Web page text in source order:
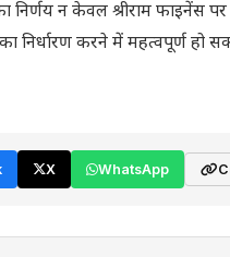
निर्णय न केवल श्रीराम फाइनेंस
निर्धारण करने में महत्वपूर्ण
X WhatsApp